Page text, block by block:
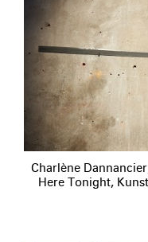
Charlène
Here Tonight,